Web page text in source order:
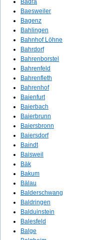
Badra
Baesweiler
Bagenz
Bahlingen
Bahnhof Löhne
Bahrdorf
Bahrenborstel
Bahrenfeld
Bahrenfleth
Bahrenhof
Baienfurt
Baierbach
Baierbrunn
Baiersbronn
Baiersdorf
Baindt
Baisweil
Bäk
Bakum
Bälau
Balderschwang
Baldringen
Balduinstein
Balesfeld
Balge